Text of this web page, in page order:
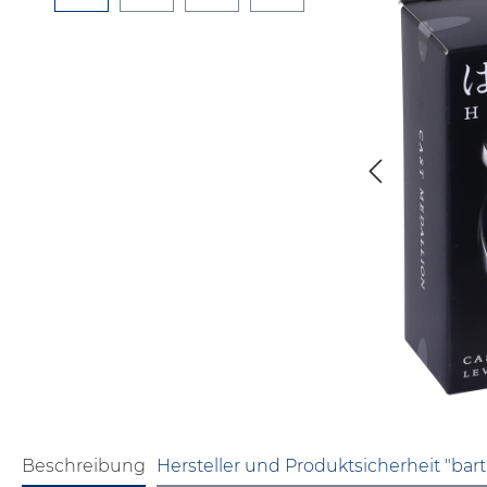
Beschreibung Hersteller und Produktsicherheit